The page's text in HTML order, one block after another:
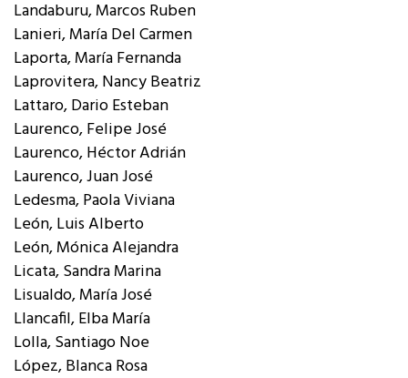
Landaburu, Marcos Ruben
Lanieri, María Del Carmen
Laporta, María Fernanda
Laprovitera, Nancy Beatriz
Lattaro, Dario Esteban
Laurenco, Felipe José
Laurenco, Héctor Adrián
Laurenco, Juan José
Ledesma, Paola Viviana
León, Luis Alberto
León, Mónica Alejandra
Licata, Sandra Marina
Lisualdo, María José
Llancafil, Elba María
Lolla, Santiago Noe
López, Blanca Rosa